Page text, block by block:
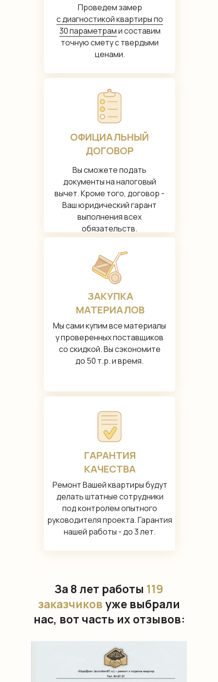
Проведем замер
с диагностикой квартиры по
30 параметрами составим
точную смету с твердыми
ценами.
ОФИЦИАЛЬНЫЙ
ДОГОВОР
Вы сможете подать
документы на налоговый
вычет. Кроме того, договор -
Ваш юридический гарант
выполнения всех
обязательств.
ЗАКУПКА
МАТЕРИАЛОВ
Мы сами купим все материалы
у проверенных поставщиков
со скидкой. Вы сэкономите
до 50 т.р. и время.
ГАРАНТИЯ
КАЧЕСТВА
Ремонт Вашей квартиры будут
делать штатные сотрудники
под контролем опытного
руководителя проекта. Гарантия
нашей работы - до 3 лет.
За 8 лет работы 119
заказчиковуже выбрали
нас, вот часть их отзывов: